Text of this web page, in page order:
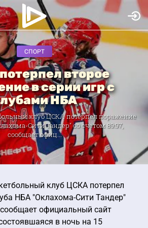
СПОРТ
второе
в серии игр с
НБА
клуб ЦСКА потерпел поражение
Сити Тандер" со счетом 89:97,
сообщает офиц...
клуб ЦСКА потерпел
НБА "Оклахома-Сити Тандер"
официальный сайт
в ночь на 15